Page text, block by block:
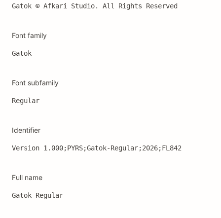
Gatok © Afkari Studio. All Rights Reserved
Font family
Gatok
Font subfamily
Regular
Identifier
Version 1.000;PYRS;Gatok-Regular;2026;FL842
Full name
Gatok Regular